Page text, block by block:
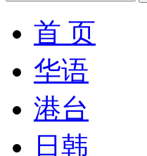
首 页
华语
港台
日韩